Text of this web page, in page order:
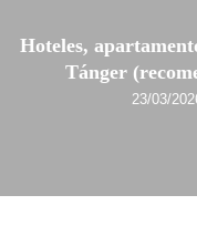
Hoteles,
Tánger
23/03/